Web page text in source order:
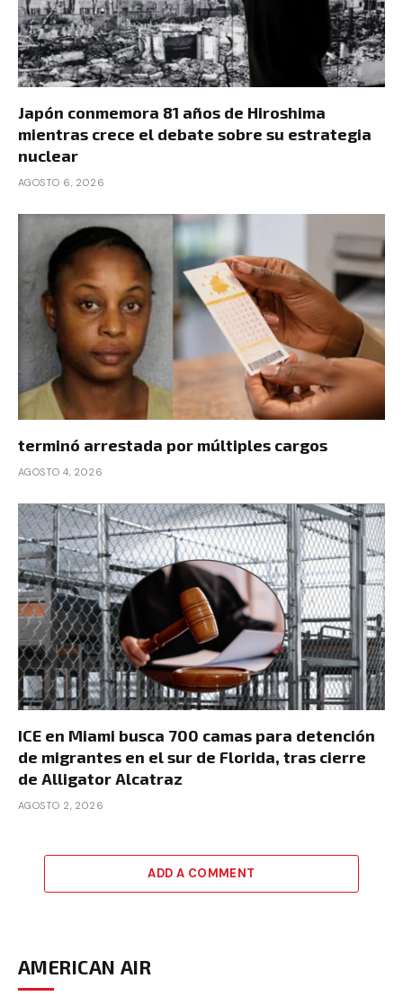
Japón conmemora 81 años de Hiroshima
mientras crece el debate sobre su estrategia
nuclear
AGOSTO 6, 2026
terminó arrestada por múltiples cargos
AGOSTO 4, 2026
ICE en Miami busca 700 camas para detención
de migrantes en el sur de Florida, tras cierre
de Alligator Alcatraz
AGOSTO 2, 2026
ADD A COMMENT
AMERICAN AIR